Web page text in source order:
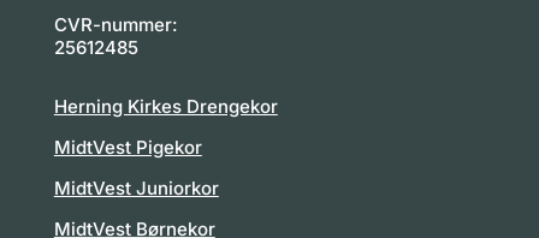
CVR-nummer:
25612485
Herning Kirkes Drengekor
MidtVest Pigekor
MidtVest Juniorkor
MidtVest Børnekor